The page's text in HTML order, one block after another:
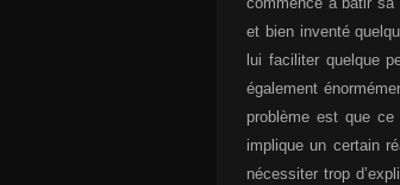
et bien inventé
lui faciliter quelque
également
problème est que ce
implique un certain
nécessiter trop